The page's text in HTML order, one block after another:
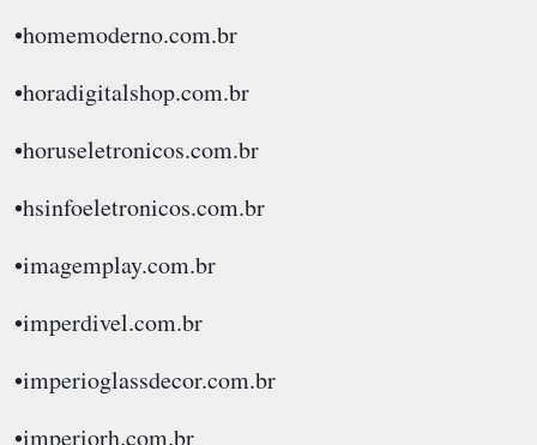
•homemoderno.com.br
•horadigitalshop.com.br
•horuseletronicos.com.br
•hsinfoeletronicos.com.br
•imagemplay.com.br
•imperdivel.com.br
•imperioglassdecor.com.br
•imperiorh.com.br